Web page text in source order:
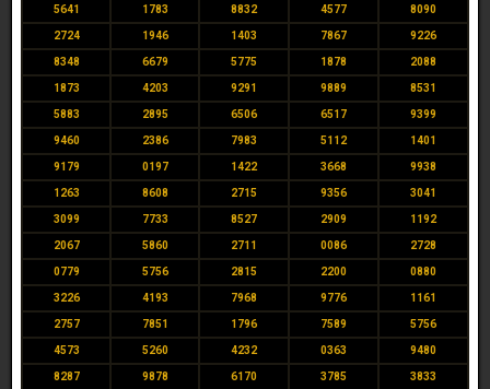
5641 1783 8832 4577 8090
2724 1946 1403 7867 9226
8348 6679 5775 1878 2088
1873 4203 9291 9889 8531
5883 2895 6506 6517 9399
9460 2386 7983 5112 1401
9179 0197 1422 3668 9938
1263 8608 2715 9356 3041
3099 7733 8527 2909 1192
2067 5860 2711 0086 2728
0779 5756 2815 2200 0880
3226 4193 7968 9776 1161
2757 7851 1796 7589 5756
4573 5260 4232 0363 9480
8287 9878 6170 3785 3833